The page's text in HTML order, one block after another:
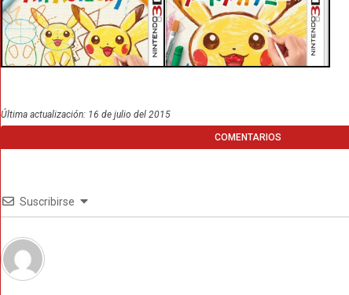
Última actualización: 16 de julio del 2015
COMENTARIOS
Suscribirse